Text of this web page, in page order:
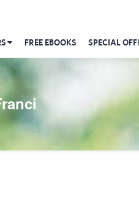
FREE EBOOKS SPECIAL